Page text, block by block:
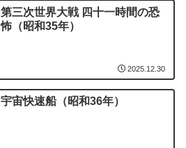
第三次世界大戦 四十一時間の恐
怖（昭和35年）
2025.12.30
宇宙快速船（昭和36年）